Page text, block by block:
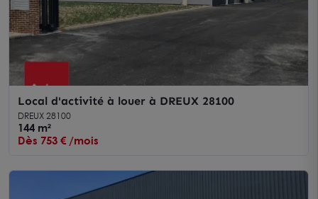
Local d'activité à louer à DREUX 28100
DREUX 28100
144 m²
Dès 753 € /mois